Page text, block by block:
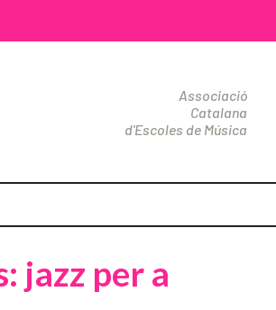
Associació
Catalana
d'Escoles de Música
jazz per a